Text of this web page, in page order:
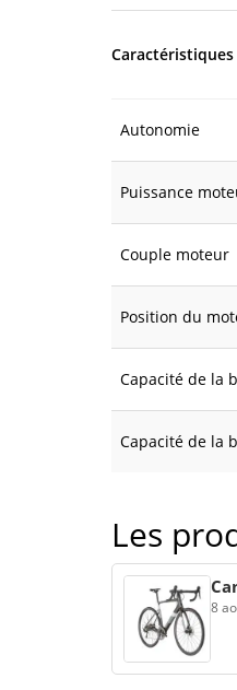
Autonomie
Puissance
Couple moteur
Position du
Capacité de la
Capacité de la
Les
8